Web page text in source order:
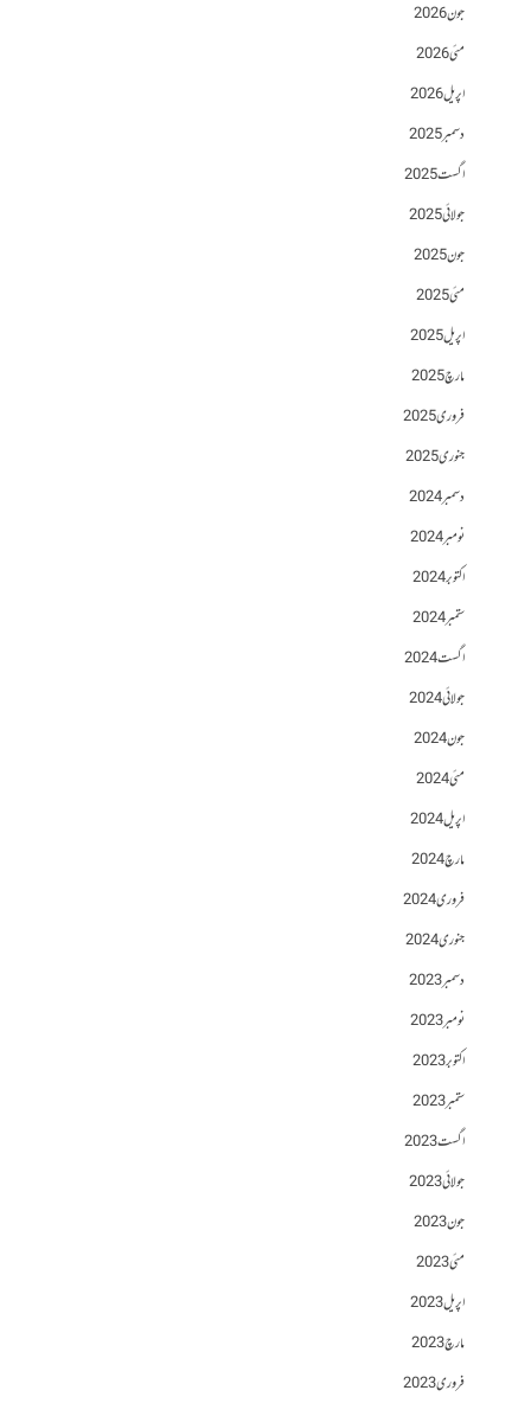
جون 2026
مئی 2026
اپریل 2026
دسمبر 2025
اگست 2025
جولائی 2025
جون 2025
مئی 2025
اپریل 2025
مارچ 2025
فروری 2025
جنوری 2025
دسمبر 2024
نومبر 2024
اکتوبر 2024
ستمبر 2024
اگست 2024
جولائی 2024
جون 2024
مئی 2024
اپریل 2024
مارچ 2024
فروری 2024
جنوری 2024
دسمبر 2023
نومبر 2023
اکتوبر 2023
ستمبر 2023
اگست 2023
جولائی 2023
جون 2023
مئی 2023
اپریل 2023
مارچ 2023
فروری 2023